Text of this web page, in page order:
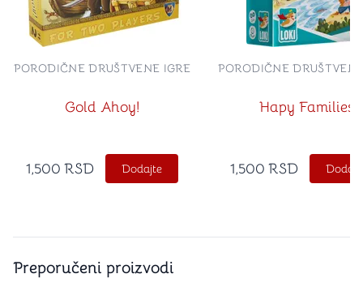
Gold Ahoy!
PORODIČNE DRUŠTVENE IGRE
1,500 RSD Dodajte
Hapy Families
PORODIČNE
1,500 RSD
Preporučeni proizvodi